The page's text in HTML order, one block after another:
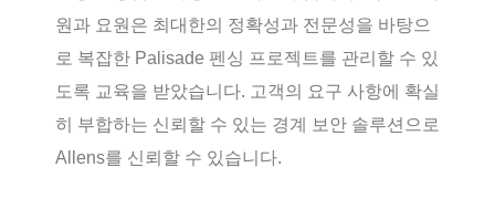
원과 요원은 최대한의 정확성과 전문성을 바탕으
로 복잡한 Palisade 펜싱 프로젝트를 관리할 수 있
도록 교육을 받았습니다. 고객의 요구 사항에 확실
히 부합하는 신뢰할 수 있는 경계 보안 솔루션으로
Allens를 신뢰할 수 있습니다.